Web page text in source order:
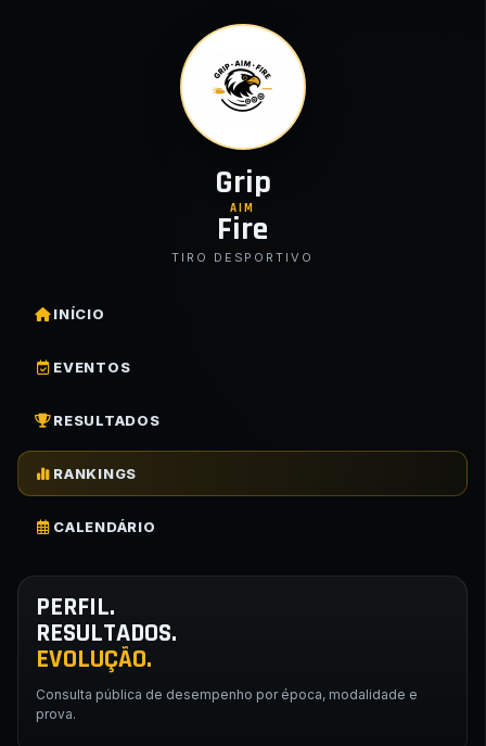
Grip
AIM
Fire
TIRO DESPORTIVO
INÍCIO
EVENTOS
RESULTADOS
RANKINGS
CALENDÁRIO
PERFIL.
RESULTADOS.
EVOLUÇÃO.
Consulta pública de desempenho por época, modalidade e
prova.